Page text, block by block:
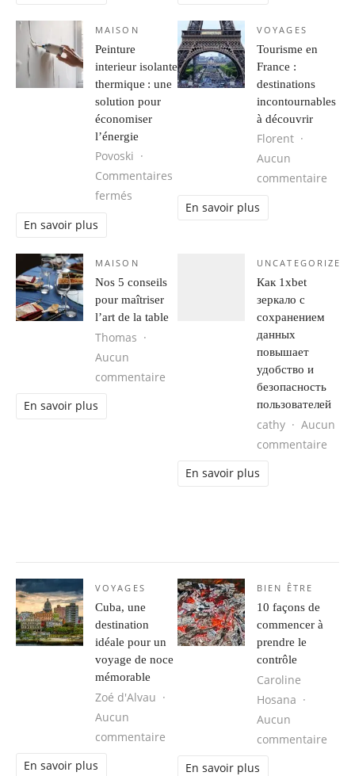
MAISON
Peinture
interieur isolante
thermique : une
solution pour
économiser
l’énergie
Povoski
Commentaires
fermés
En savoir plus
VOYAGES
Tourisme en
France :
destinations
incontournables
à découvrir
Florent
Aucun
commentaire
En savoir plus
MAISON
Nos 5 conseils
pour maîtriser
l’art de la table
Thomas
Aucun
commentaire sur Nos 5 conseils pour maîtriser
En savoir plus
UNCATEGORIZED
Как 1xbet
зеркало с
сохранением
данных
повышает
удобство и
безопасность
пользователей
cathy
Aucun
commentaire
En savoir plus
VOYAGES
Cuba, une
destination
idéale pour un
voyage de noce
mémorable
Zoé d'Alvau
Aucun
commentaire sur Cuba, une destination idéale
En savoir plus
BIEN ÊTRE
10 façons de
commencer à
prendre le
contrôle
Caroline
Hosana
Aucun
commentaire
En savoir plus